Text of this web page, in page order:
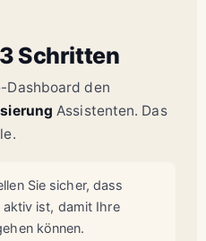
Schritten
Dashboard den
Assistenten. Das
Sie sicher, dass
aktiv ist, damit Ihre
können.